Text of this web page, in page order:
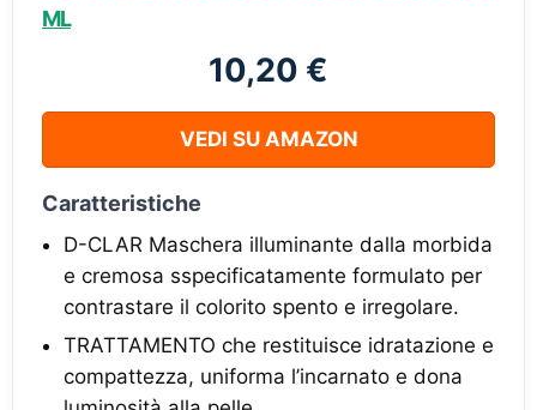
ML
10,20 €
VEDI SU AMAZON
Caratteristiche
D-CLAR Maschera illuminante dalla morbida
e cremosa sspecificatamente formulato per
contrastare il colorito spento e irregolare.
TRATTAMENTO che restituisce idratazione e
compattezza, uniforma l’incarnato e dona